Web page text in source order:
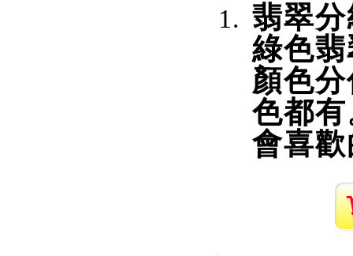
翡翠
綠色
顏色
色都
會喜